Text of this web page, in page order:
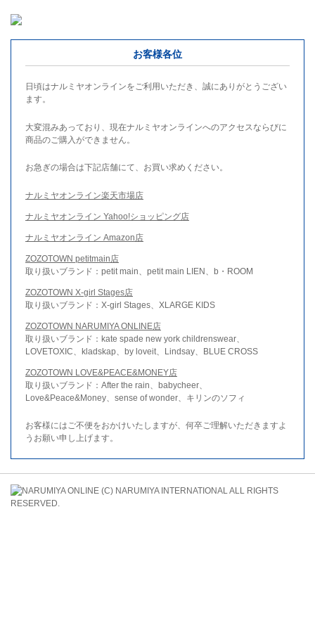
お客様各位
日頃はナルミヤオンラインをご利用いただき、誠にありがとうござい
ます。
大変混みあっており、現在ナルミヤオンラインへのアクセスならびに
商品のご購入ができません。
お急ぎの場合は下記店舗にて、お買い求めください。
ナルミヤオンライン楽天市場店
ナルミヤオンライン Yahoo!ショッピング店
ナルミヤオンライン Amazon店
ZOZOTOWN petitmain店
取り扱いブランド：petit main、petit main LIEN、b・ROOM
ZOZOTOWN X-girl Stages店
取り扱いブランド：X-girl Stages、XLARGE KIDS
ZOZOTOWN NARUMIYA ONLINE店
取り扱いブランド：kate spade new york childrenswear、
LOVETOXIC、kladskap、by loveit、Lindsay、BLUE CROSS
ZOZOTOWN LOVE&PEACE&MONEY店
取り扱いブランド：After the rain、babycheer、
Love&Peace&Money、sense of wonder、キリンのソフィ
お客様にはご不便をおかけいたしますが、何卒ご理解いただきますよ
うお願い申し上げます。